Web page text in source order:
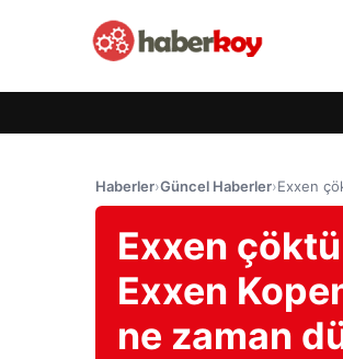
Haberler›Güncel Haberler›Exxen
Exxen çöktü
Exxen
ne zaman